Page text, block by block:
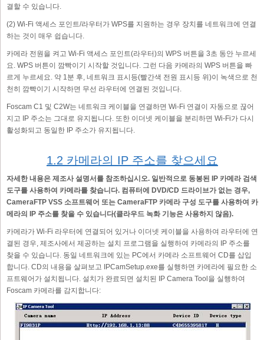
결할 수 있습니다.
(2) Wi-Fi 액세스 포인트/라우터가 WPS를 지원하는 경우 장치를 네트워크에 연결
하는 것이 매우 쉽습니다.
카메라 전원을 켜고 Wi-Fi 액세스 포인트(라우터)의 WPS 버튼을 3초 동안 누르세
요. WPS 버튼이 깜빡이기 시작할 것입니다. 그런 다음 카메라의 WPS 버튼을 빠
르게 누르세요. 약 1분 후, 네트워크 표시등(빨간색 전원 표시등 위)이 녹색으로 천
천히 깜빡이기 시작하면 무선 라우터에 연결된 것입니다.
Foscam C1 및 C2W는 네트워크 케이블을 연결하면 Wi-Fi 연결이 자동으로 끊어
지고 IP 주소는 그대로 유지됩니다. 또한 이더넷 케이블을 분리하면 Wi-Fi가 다시
활성화되고 동일한 IP 주소가 유지됩니다.
1.2 카메라의 IP 주소를 찾으세요
자세한 내용은 제조사 설명서를 참조하십시오. 일반적으로 동봉된 IP 카메라 검색
도구를 사용하여 카메라를 찾습니다. 컴퓨터에 DVD/CD 드라이브가 없는 경우,
CameraFTP VSS 소프트웨어 또는 CameraFTP 카메라 구성 도구를 사용하여 카
메라의 IP 주소를 찾을 수 있습니다(클라우드 녹화 기능은 사용하지 않음).
카메라가 Wi-Fi 라우터에 연결되어 있거나 이더넷 케이블을 사용하여 라우터에 연
결된 경우, 제조사에서 제공하는 설치 프로그램을 실행하여 카메라의 IP 주소를
찾을 수 있습니다. 동일 네트워크에 있는 PC에서 카메라 소프트웨어 CD를 삽입
합니다. CD의 내용을 살펴보고 IPCamSetup.exe를 실행하면 카메라에 필요한 소
프트웨어가 설치됩니다. 설치가 완료되면 설치된 IP Camera Tool을 실행하여
Foscam 카메라를 감지합니다: